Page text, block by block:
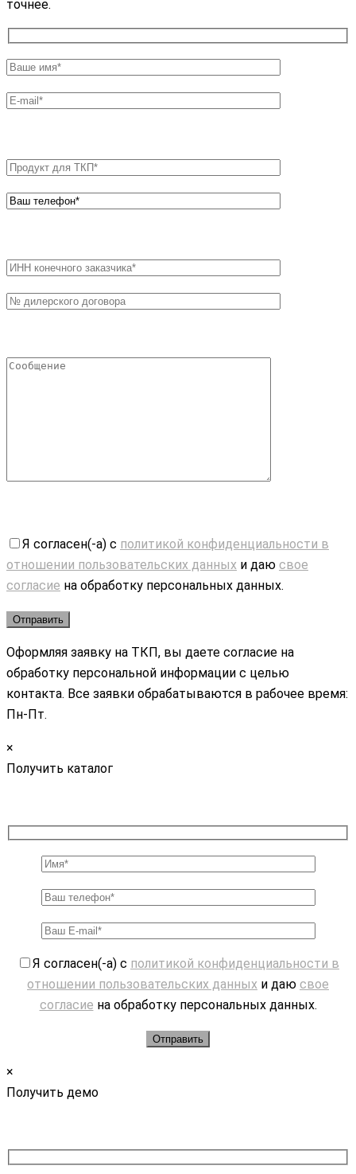
точнее.
Я согласен(-а) с политикой конфиденциальности в
отношении пользовательских данных и даю свое
согласие на обработку персональных данных.
Оформляя заявку на ТКП, вы даете согласие на
обработку персональной информации с целью
контакта. Все заявки обрабатываются в рабочее время:
Пн-Пт.
×
Получить каталог
Я согласен(-а) с политикой конфиденциальности в
отношении пользовательских данных и даю свое
согласие на обработку персональных данных.
×
Получить демо